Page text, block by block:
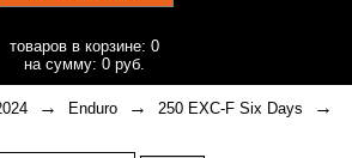
товаров в корзине: 0
на сумму: 0 руб.
→ Enduro → 250 EXC-F Six Days →